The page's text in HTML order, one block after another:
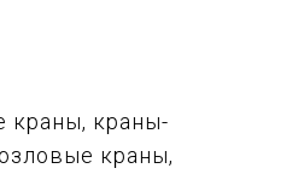
краны, краны-
краны,